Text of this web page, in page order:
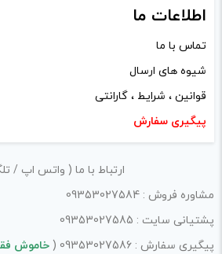
اطلاعات ما
تماس با ما
شیوه های ارسال
قوانین ، شرایط ، گارانتی
پیگیری سفارش
ارتباط با ما ( واتس اپ /
مشاوره فروش : 09353027584
پشتیانی سایت : 09353027585
پیگیری سفارش : 09353027586 (
خاموش